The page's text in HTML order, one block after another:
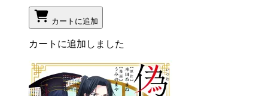
カートに追加
カートに追加しました